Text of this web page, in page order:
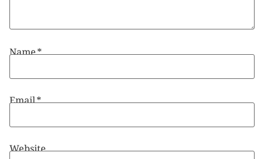
Name*
Email*
Website